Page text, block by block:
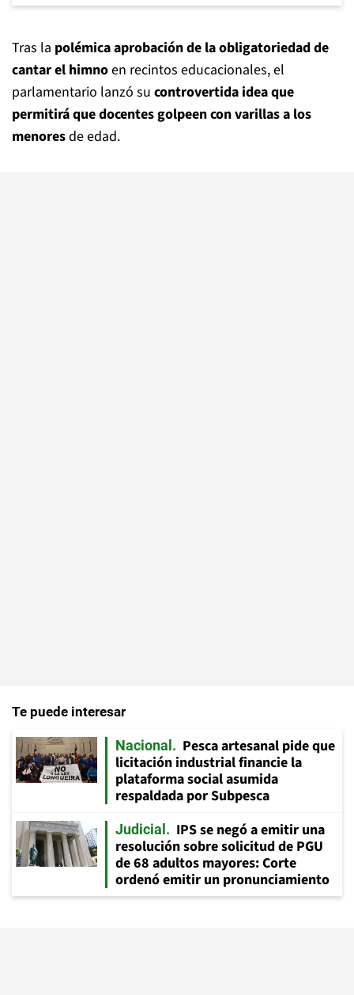
Tras la polémica aprobación de la obligatoriedad de
cantar el himnoen recintos educacionales, el
parlamentario lanzó su controvertida ideaque
permitirá que docentes golpeen con varillas a los
menoresde edad.
Te puede interesar
Nacional
Pesca artesanal pide que
licitación industrial financie la
plataforma social asumida
respaldada por Subpesca
Judicial
IPS se negó a emitir una
resolución sobre solicitud de PGU
de 68 adultos mayores: Corte
ordenó emitir un pronunciamiento